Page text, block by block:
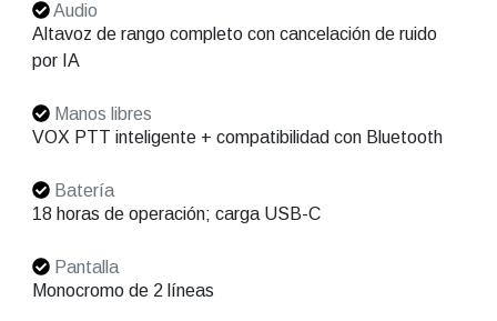
Audio
Altavoz de rango completo con cancelación de ruido
por IA
Manos libres
VOX PTT inteligente + compatibilidad con Bluetooth
Batería
18 horas de operación; carga USB-C
Pantalla
Monocromo de 2 líneas